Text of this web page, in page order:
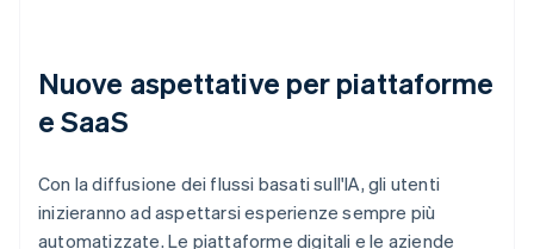
Nuove aspettative per piattaforme
e SaaS
Con la diffusione dei flussi basati sull'IA, gli utenti
inizieranno ad aspettarsi esperienze sempre più
automatizzate. Le piattaforme digitali e le aziende